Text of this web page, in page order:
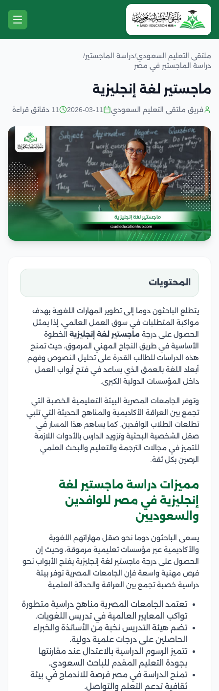
ملتقى التعليم السعودي/دراسة الماجستير/
دراسة الماجستير في مصر
ماجستير لغة إنجليزية
فريق ملتقى التعليم السعودي 2026-03-11 11 دقائق قراءة
المحتويات
يتطلع الباحثون دوما إلى تطوير المهارات اللغوية بهدف
مواكبة المتطلبات في سوق العمل العالمي، إذا يمثل
الحصول على درجة ماجستير لغة إنجليزية الخطوة
الأساسية في طريق النجاح المهني المرموق، حيث تمنح
هذه الدراسات للطالب القدرة على تحليل النصوص وفهم
أبعاد اللغة بالعمق الذي يساعد في فتح أبواب العمل
داخل المؤسسات الدولية الكبرى.
وتوفر الجامعات المصرية البيئة التعليمية الخصبة التي
تجمع بين العراقة الأكاديمية والمناهج الحديثة التي تلبي
تطلعات الطلاب الوافدين، كما يساهم هذا المسار في
صقل الشخصية البحثية وتزويد الدارس بالأدوات اللازمة
للتميز في مجالات الترجمة والتعليم والبحث العلمي
الرصين بكل ثقة.
مميزات دراسة ماجستير لغة
إنجليزية في مصر للوافدين
والسعوديين
يسعى الباحثون دوما نحو صقل مهاراتهم اللغوية
والأكاديمية عبر مؤسسات تعليمية مرموقة، وحيث إن
الحصول على درجة ماجستير لغة إنجليزية يفتح الأبواب نحو
فرص مهنية واسعة فإن الجامعات المصرية توفر بيئة
دراسية خصبة تجمع بين العراقة والحداثة العلمية.
تعتمد الجامعات المصرية مناهج دراسية متطورة
تواكب المعايير العالمية في تدريس اللغويات.
تضم هيئة التدريس نخبة من الأساتذة والخبراء
الحاصلين على درجات علمية دولية.
تتميز الرسوم الدراسية بالاعتدال عند مقارنتها
بجودة التعليم المقدم للباحث السعودي.
تمنح الدراسة في مصر فرصة للاندماج في بيئة
ثقافية تدعم التعلم والتواصل.